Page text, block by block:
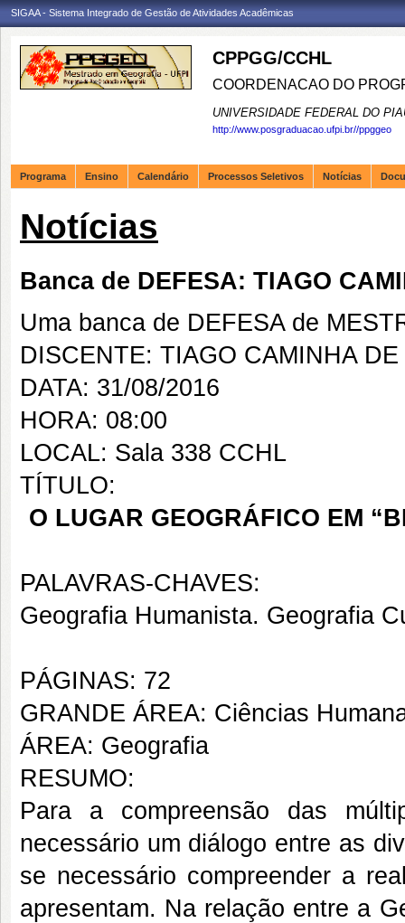
SIGAA - Sistema Integrado de Gestão de Atividades Acadêmicas
CPPGG/CCHL
COORDENACAO DO
UNIVERSIDADE FEDERAL DO
http://www.posgraduacao.ufpi.br//ppggeo
Programa Ensino Calendário Processos Seletivos Notícias
Notícias
Banca de DEFESA: TIAGO
Uma banca de DEFESA de
DISCENTE: TIAGO CAMINHA DE
DATA: 31/08/2016
HORA: 08:00
LOCAL: Sala 338 CCHL
TÍTULO:
O LUGAR GEOGRÁFICO EM
PALAVRAS-CHAVES:
Geografia Humanista. Geografia
PÁGINAS: 72
GRANDE ÁREA: Ciências
ÁREA: Geografia
RESUMO:
Para a compreensão das
necessário um diálogo entre as
se necessário compreender a
apresentam. Na relação entre a